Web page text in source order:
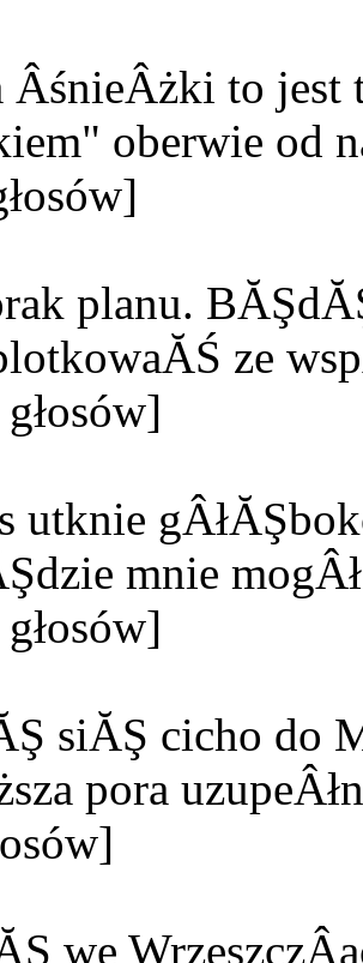
ÂśnieÂżki to jest
oberwie od
planu.
ze
utknie
mnie
siĂŞ cicho do
pora
we